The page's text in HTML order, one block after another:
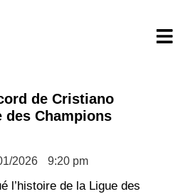
de Cristiano
des Champions
2026 9:20 pm
l’histoire de la Ligue des